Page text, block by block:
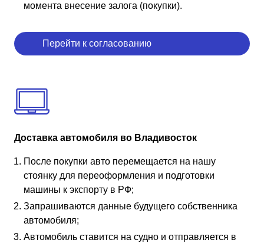
момента внесение залога (покупки).
Перейти к согласованию
Доставка автомобиля во Владивосток
После покупки авто перемещается на нашу
стоянку для переоформления и подготовки
машины к экспорту в РФ;
Запрашиваются данные будущего собственника
автомобиля;
Автомобиль ставится на судно и отправляется в